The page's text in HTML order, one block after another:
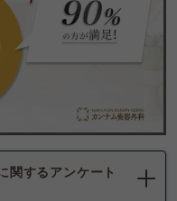
関するアンケート